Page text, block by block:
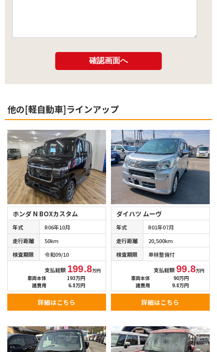
他の[軽自動車]ラインアップ
ホンダ N BOXカスタム
年式
R06年10月
走行距離
50km
検査期限
令和09/10
支払総額 199.8万円
車両本体
193万円
諸費用
6.8万円
詳細はこちら
ダイハツ ムーヴ
年式
R01年07月
走行距離
20,500km
検査期限
車検整備付
支払総額99.8万円
車両本体
90万円
諸費用
9.8万円
詳細はこちら